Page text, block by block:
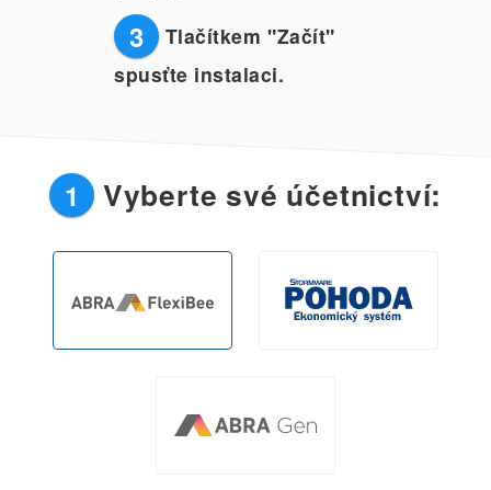
3
Tlačítkem "Začít"
spusťte instalaci.
1 Vyberte své účetnictví: